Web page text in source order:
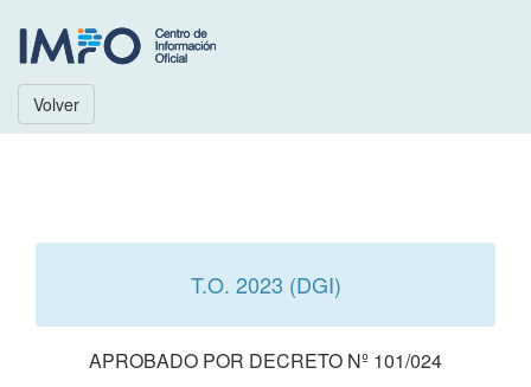
Volver
T.O. 2023 (DGI)
APROBADO POR DECRETO Nº 101/024